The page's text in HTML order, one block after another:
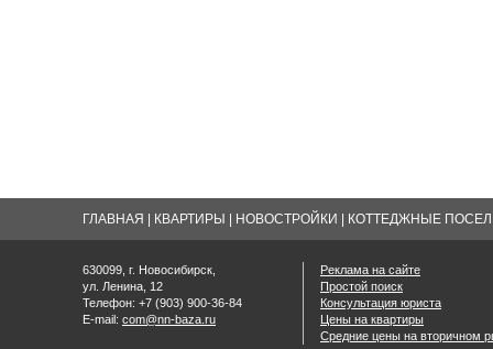
ГЛАВНАЯ КВАРТИРЫ НОВОСТРОЙКИ КОТТЕДЖНЫЕ
630099, г. Новосибирск,
ул. Ленина, 12
Телефон: +7 (903) 900-36-84
E-mail: com@nn-baza.ru
Реклама на сайте
Простой поиск
Консультация юриста
Цены на квартиры
Средние цены на вторичном